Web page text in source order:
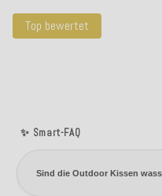
Top bewertet
✨ Smart-FAQ
Sind die Outdoor Kissen